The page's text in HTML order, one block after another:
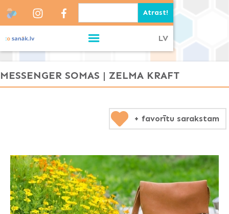
LV
MESSENGER SOMAS | ZELMA KRAFT
+ favorītu sarakstam